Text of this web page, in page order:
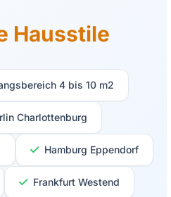
Hausstile
4 bis 10 m2
Charlottenburg
Hamburg Eppendorf
Frankfurt Westend